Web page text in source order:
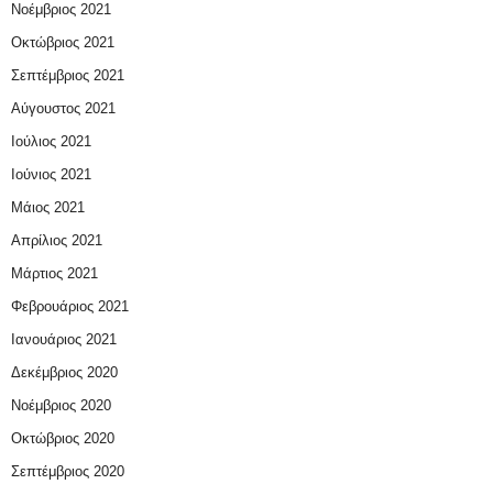
Νοέμβριος 2021
Οκτώβριος 2021
Σεπτέμβριος 2021
Αύγουστος 2021
Ιούλιος 2021
Ιούνιος 2021
Μάιος 2021
Απρίλιος 2021
Μάρτιος 2021
Φεβρουάριος 2021
Ιανουάριος 2021
Δεκέμβριος 2020
Νοέμβριος 2020
Οκτώβριος 2020
Σεπτέμβριος 2020